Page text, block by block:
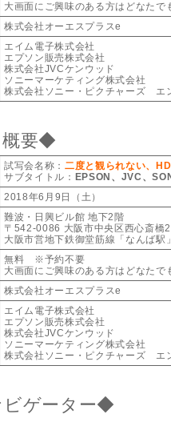
大画面にご興味のある方はどなたで
株式会社オーエスプラスe
エイム電子株式会社
エプソン販売株式会社
株式会社JVCケンウッド
ソニーマーケティング株式会社
株式会社ソニー・ピクチャーズ エ
要◆
試写会名称： 二度と観られない、
サブタイトル： EPSON、JVC、
2018年6月9日（土）
難波・日興ビル館 地下2階
〒542-0086 大阪市中央区西心斎橋
大阪市営地下鉄御堂筋線「なんば
無料 ※予約不要
大画面にご興味のある方はどなたで
株式会社オーエスプラスe
エイム電子株式会社
エプソン販売株式会社
株式会社JVCケンウッド
ソニーマーケティング株式会社
株式会社ソニー・ピクチャーズ エ
ゲーター◆